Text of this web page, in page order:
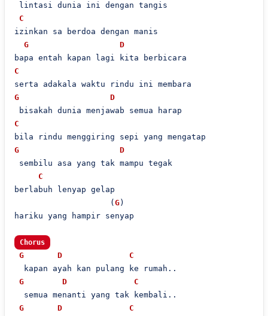
lintasi dunia ini dengan tangis
C
izinkan sa berdoa dengan manis
G
D
C
G
D
C
G
D
sembilu asa yang tak mampu tegak
C
berlabuh lenyap gelap
                    (
G)
hariku yang hampir senyap
Chorus
G D
C
  kapan ayah kan pulang ke rumah..
G
D
C
  semua menanti yang tak kembali..
G
D
C